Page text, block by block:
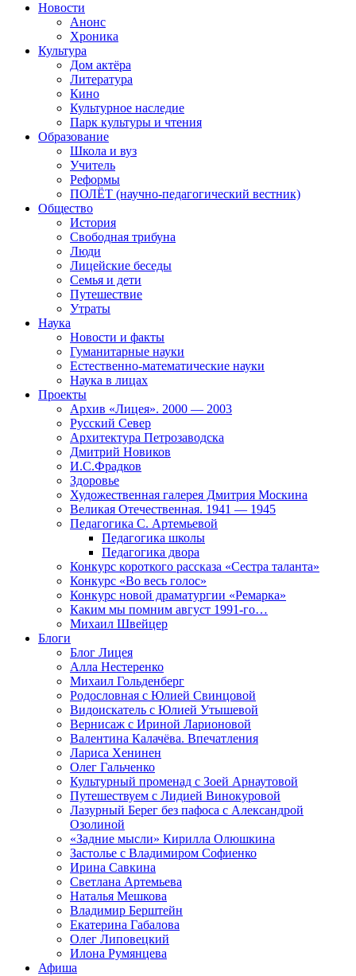
Новости
Анонс
Хроника
Культура
Дом актёра
Литература
Кино
Культурное наследие
Парк культуры и чтения
Образование
Школа и вуз
Учитель
Реформы
ПОЛЁТ (научно-педагогический вестник)
Общество
История
Свободная трибуна
Люди
Лицейские беседы
Семья и дети
Путешествие
Утраты
Наука
Новости и факты
Гуманитарные науки
Естественно-математические науки
Наука в лицах
Проекты
Архив «Лицея». 2000 — 2003
Русский Север
Архитектура Петрозаводска
Дмитрий Новиков
И.С.Фрадков
Здоровье
Художественная галерея Дмитрия Москина
Великая Отечественная. 1941 — 1945
Педагогика С. Артемьевой
Педагогика школы
Педагогика двора
Конкурс короткого рассказа «Сестра таланта»
Конкурс «Во весь голос»
Конкурс новой драматургии «Ремарка»
Каким мы помним август 1991-го…
Михаил Швейцер
Блоги
Блог Лицея
Алла Нестеренко
Михаил Гольденберг
Родословная с Юлией Свинцовой
Видоискатель с Юлией Утышевой
Вернисаж с Ириной Ларионовой
Валентина Калачёва. Впечатления
Лариса Хенинен
Олег Гальченко
Культурный променад с Зоей Арнаутовой
Путешествуем с Лидией Винокуровой
Лазурный Берег без пафоса с Александрой
Озолиной
«Задние мысли» Кирилла Олюшкина
Застолье с Владимиром Софиенко
Ирина Савкина
Светлана Артемьева
Наталья Мешкова
Владимир Берштейн
Екатерина Габалова
Олег Липовецкий
Илона Румянцева
Афиша